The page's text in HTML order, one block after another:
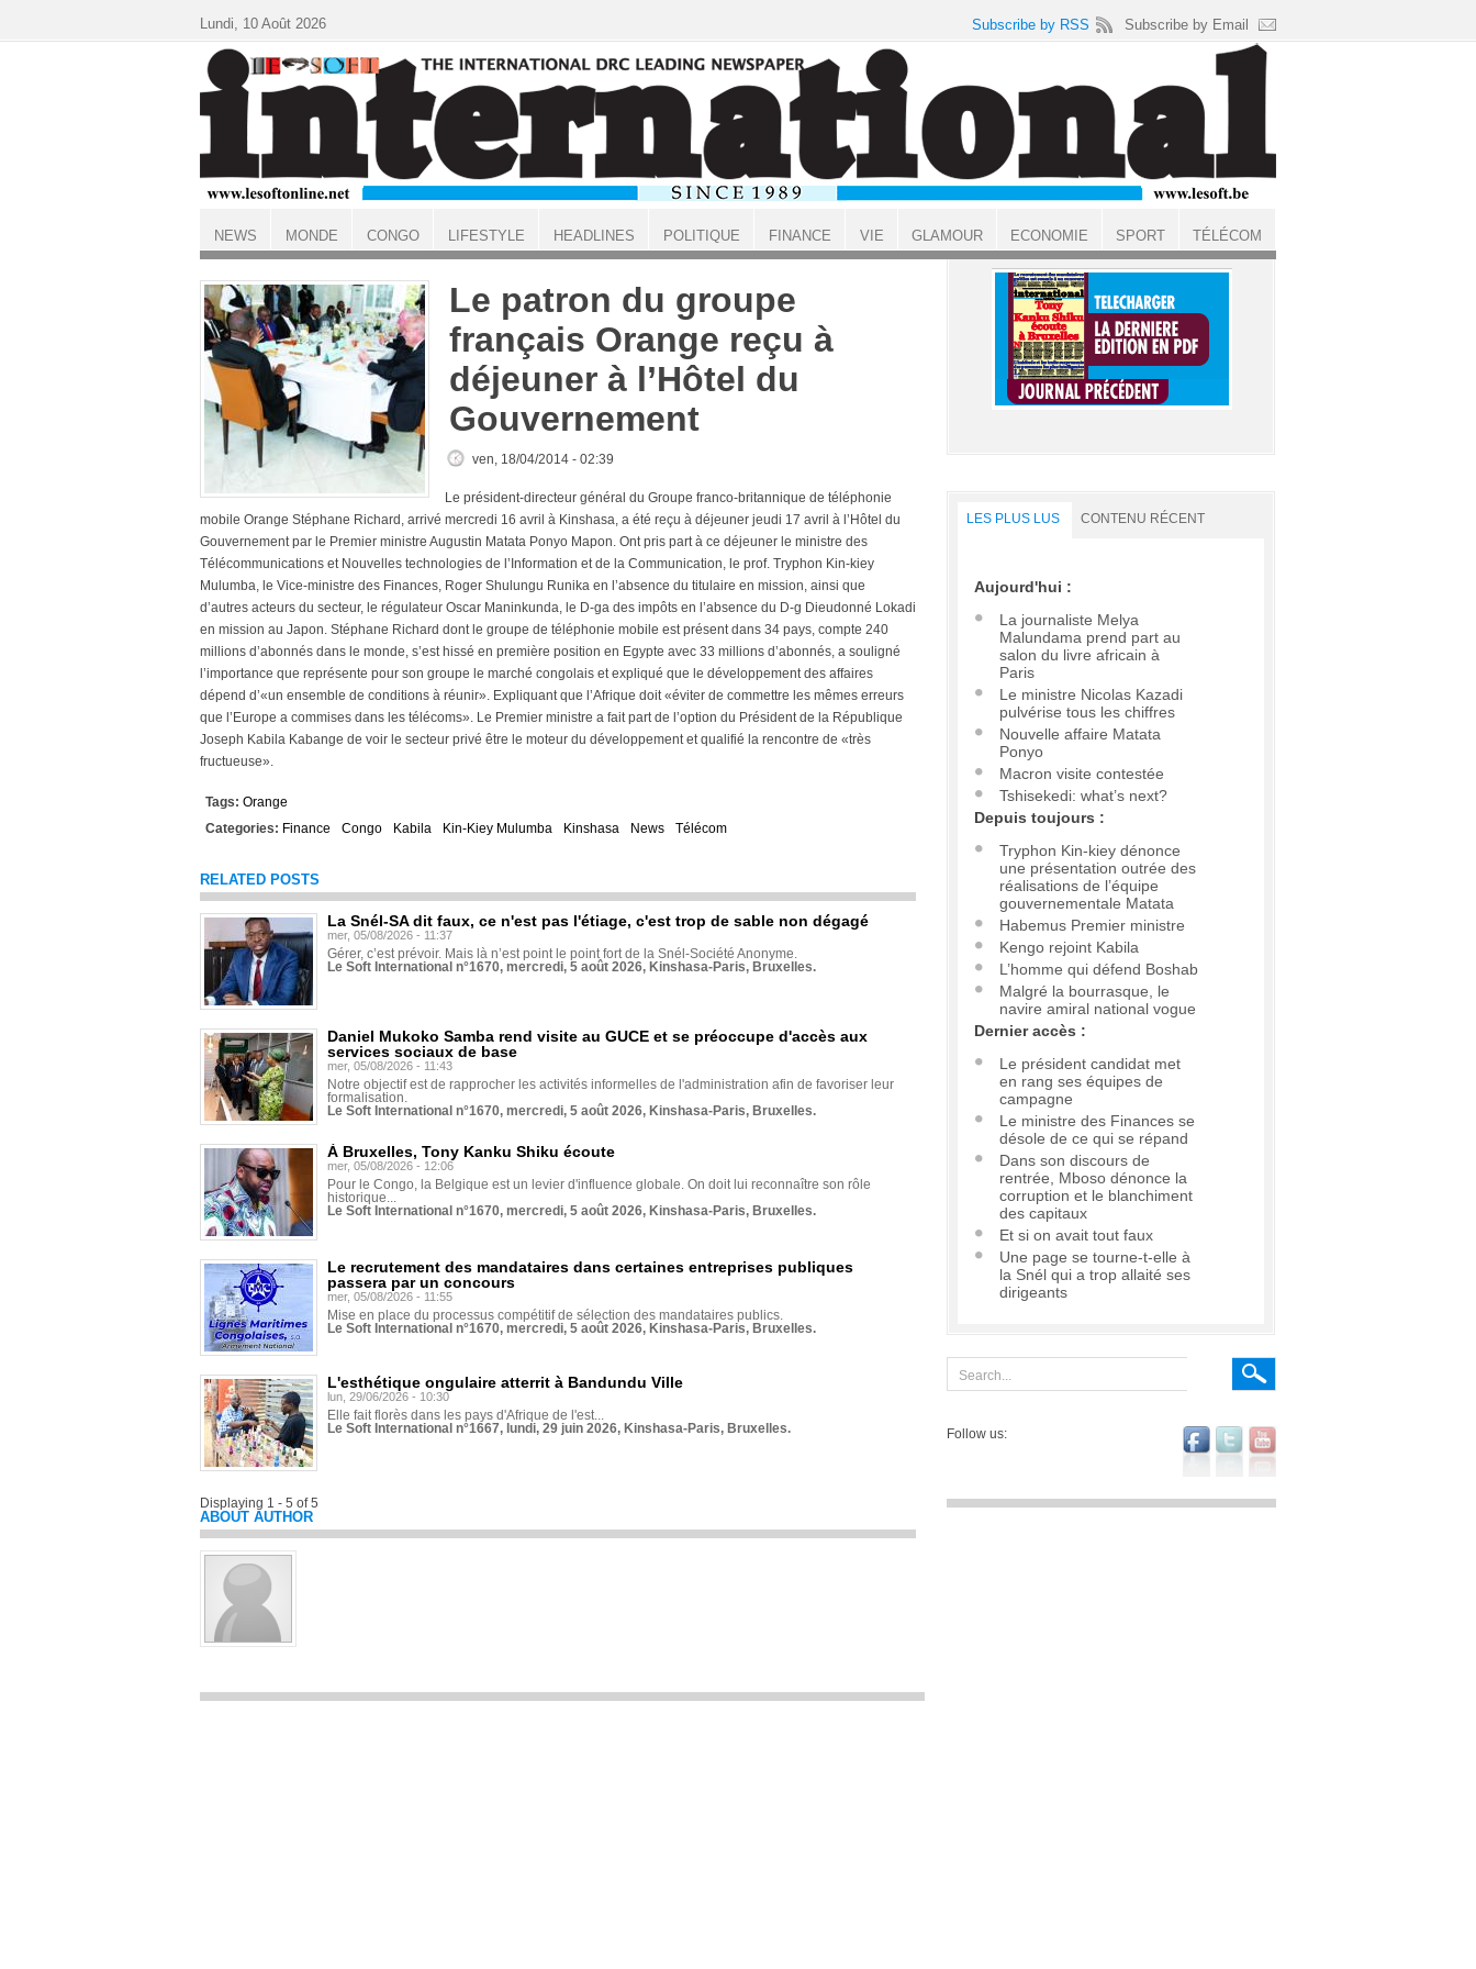
ACCUEIL
Le patron du groupe
français Orange reçu à
déjeuner à l’Hôtel du
Gouvernement
ven, 18/04/2014 - 02:39
Le président-directeur général du Groupe franco-britannique de téléphonie
mobile Orange Stéphane Richard, arrivé mercredi 16 avril à Kinshasa, a été reçu à déjeuner jeudi 17 avril à l’Hôtel du
Gouvernement par le Premier ministre Augustin Matata Ponyo Mapon. Ont pris part à ce déjeuner le ministre des
Télécommunications et Nouvelles technologies de l’Information et de la Communication, le prof. Tryphon Kin-kiey
Mulumba, le Vice-ministre des Finances, Roger Shulungu Runika en l’absence du titulaire en mission, ainsi que
d’autres acteurs du secteur, le régulateur Oscar Maninkunda, le D-ga des impôts en l’absence du D-g Dieudonné Lokadi
en mission au Japon. Stéphane Richard dont le groupe de téléphonie mobile est présent dans 34 pays, compte 240
millions d’abonnés dans le monde, s’est hissé en première position en Egypte avec 33 millions d’abonnés, a souligné
l’importance que représente pour son groupe le marché congolais et expliqué que le développement des affaires
dépend d’«un ensemble de conditions à réunir». Expliquant que l’Afrique doit «éviter de commettre les mêmes erreurs
que l’Europe a commises dans les télécoms». Le Premier ministre a fait part de l’option du Président de la République
Joseph Kabila Kabange de voir le secteur privé être le moteur du développement et qualifié la rencontre de «très
fructueuse».
Tags: Orange
Categories: Finance Congo Kabila Kin-Kiey Mulumba Kinshasa News Télécom
RELATED POSTS
La Snél-SA dit faux, ce n'est pas l'étiage, c'est trop de sable non dégagé
mer, 05/08/2026 - 11:37
Gérer, c’est prévoir. Mais là n’est point le point fort de la Snél-Société Anonyme.
Le Soft International n°1670, mercredi, 5 août 2026, Kinshasa-Paris, Bruxelles.
Daniel Mukoko Samba rend visite au GUCE et se préoccupe d'accès aux
services sociaux de base
mer, 05/08/2026 - 11:43
Notre objectif est de rapprocher les activités informelles de l'administration afin de favoriser leur
formalisation.
Le Soft International n°1670, mercredi, 5 août 2026, Kinshasa-Paris, Bruxelles.
À Bruxelles, Tony Kanku Shiku écoute
mer, 05/08/2026 - 12:06
Pour le Congo, la Belgique est un levier d'influence globale. On doit lui reconnaître son rôle
historique...
Le Soft International n°1670, mercredi, 5 août 2026, Kinshasa-Paris, Bruxelles.
Le recrutement des mandataires dans certaines entreprises publiques
passera par un concours
mer, 05/08/2026 - 11:55
Mise en place du processus compétitif de sélection des mandataires publics.
Le Soft International n°1670, mercredi, 5 août 2026, Kinshasa-Paris, Bruxelles.
L'esthétique ongulaire atterrit à Bandundu Ville
lun, 29/06/2026 - 10:30
Elle fait florès dans les pays d'Afrique de l'est...
Le Soft International n°1667, lundi, 29 juin 2026, Kinshasa-Paris, Bruxelles.
Displaying 1 - 5 of 5
ABOUT AUTHOR
LES PLUS LUS CONTENU RÉCENT
Aujourd'hui :
La journaliste Melya
Malundama prend part au
salon du livre africain à
Paris
Le ministre Nicolas Kazadi
pulvérise tous les chiffres
Nouvelle affaire Matata
Ponyo
Macron visite contestée
Tshisekedi: what’s next?
Depuis toujours :
Tryphon Kin-kiey dénonce
une présentation outrée des
réalisations de l’équipe
gouvernementale Matata
Habemus Premier ministre
Kengo rejoint Kabila
L’homme qui défend Boshab
Malgré la bourrasque, le
navire amiral national vogue
Dernier accès :
Le président candidat met
en rang ses équipes de
campagne
Le ministre des Finances se
désole de ce qui se répand
Dans son discours de
rentrée, Mboso dénonce la
corruption et le blanchiment
des capitaux
Et si on avait tout faux
Une page se tourne-t-elle à
la Snél qui a trop allaité ses
dirigeants
Follow us:
Lundi, 10 Août 2026 Subscribe by RSS Subscribe by Email
NEWS MONDE CONGO LIFESTYLE HEADLINES POLITIQUE FINANCE VIE GLAMOUR ECONOMIE SPORT TÉLÉCOM